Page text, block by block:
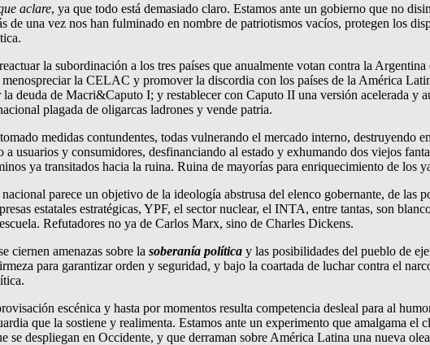
aclare, ya que todo está demasiado claro. Estamos ante un gobierno que no
de una vez nos han fulminado en nombre de patriotismos vacíos, protegen los
la subordinación a los tres países que anualmente votan contra la
la CELAC y promover la discordia con los países de la América
deuda de Macri&Caputo I; y restablecer con Caputo II una versión acelerada y
plagada de oligarcas ladrones y vende patria.
medidas contundentes, todas vulnerando el mercado interno, destruyendo
usuarios y consumidores, desfinanciando al estado y exhumando dos viejos
ya transitados hacia la ruina. Ruina de mayorías para enriquecimiento de los
parece un objetivo de la ideología abstrusa del elenco gobernante, de las
estatales estratégicas, YPF, el sector nuclear, el INTA, entre tantas, son
Refutadores no ya de Carlos Marx, sino de Charles Dickens.
ciernen amenazas sobre la soberanía política y las posibilidades del pueblo de
para garantizar orden y seguridad, y bajo la coartada de luchar contra el
escénica y hasta por momentos resulta competencia desleal para al
que la sostiene y realimenta. Estamos ante un experimento que amalgama
se despliegan en Occidente, y que derraman sobre América Latina una nueva